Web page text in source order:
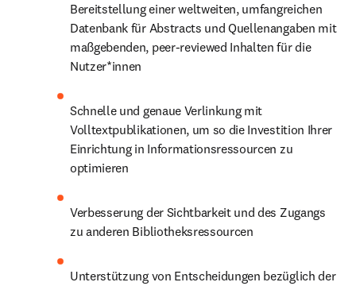
Bereitstellung einer weltweiten, umfangreichen
Datenbank für Abstracts und Quellenangaben mit
maßgebenden, peer-reviewed Inhalten für die
Nutzer*innen
Schnelle und genaue Verlinkung mit
Volltextpublikationen, um so die Investition Ihrer
Einrichtung in Informationsressourcen zu
optimieren
Verbesserung der Sichtbarkeit und des Zugangs
zu anderen Bibliotheksressourcen
Unterstützung von Entscheidungen bezüglich der